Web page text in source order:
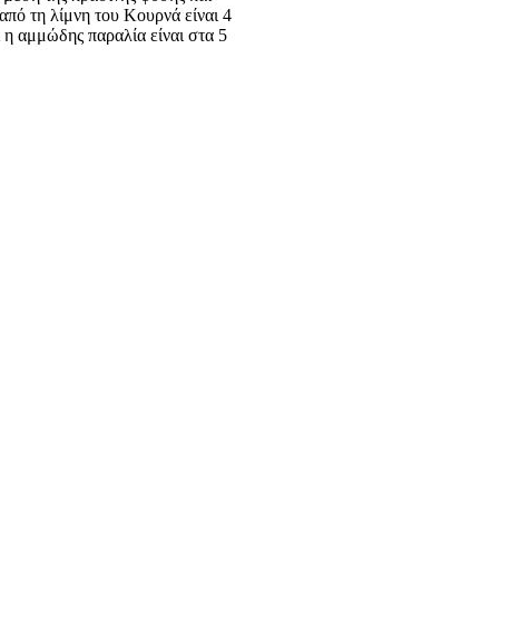
τη λίμνη του Κουρνά είναι 4
η αμμώδης παραλία είναι στα 5